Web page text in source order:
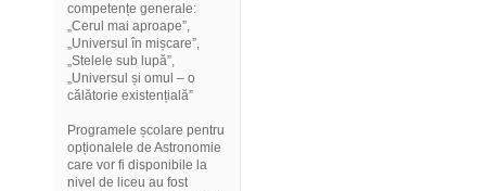
competențe generale:
„Cerul mai aproape”,
„Universul în mișcare”,
„Stelele sub lupă”,
„Universul și omul – o
călătorie existențială”
Programele școlare pentru
opționalele de Astronomie
care vor fi disponibile la
nivel de liceu au fost